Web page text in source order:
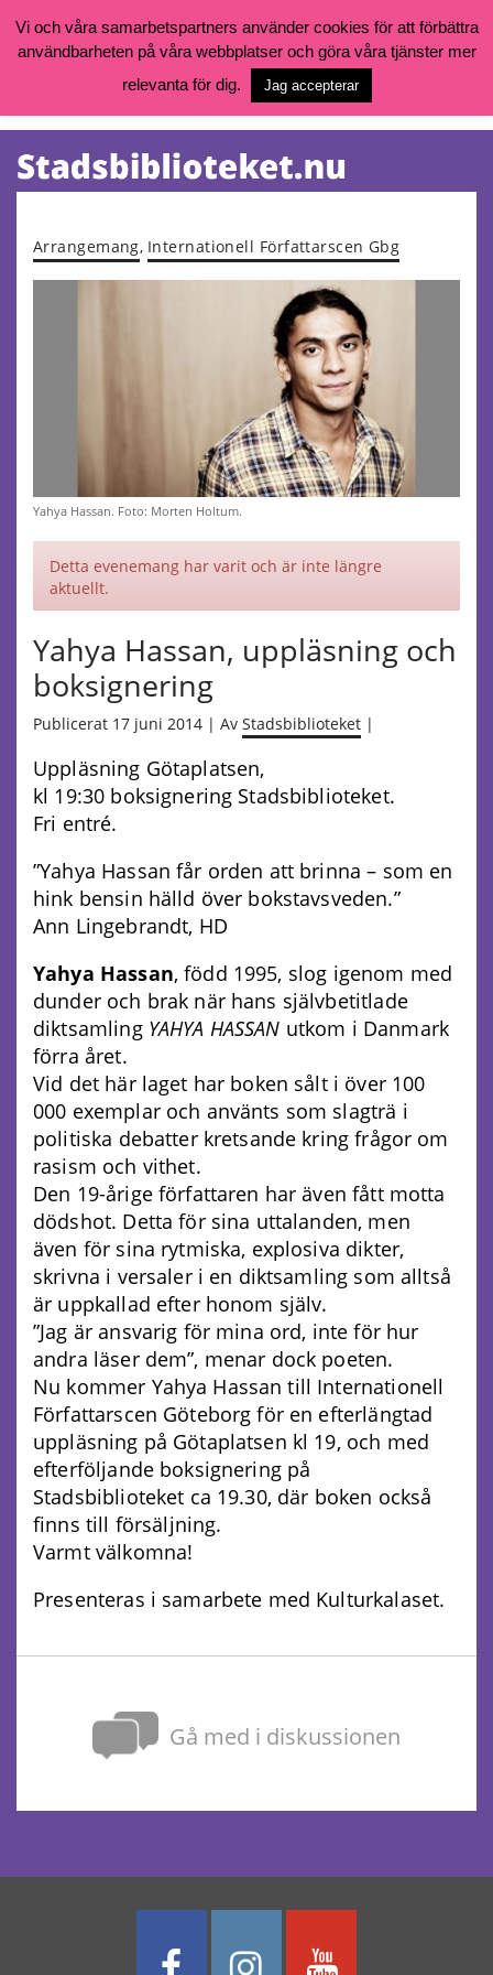
Vill du söka böcker, logga in på ditt bibliotekskonto eller nå övriga
goteborg.se/bibliotek
Öppettider, katalog och kontakt
Tjänster
Arrangemang, Internationell Författarscen Gbg
Yahya Hassan. Foto: Morten Holtum.
Detta evenemang har varit och är inte längre
aktuellt.
Yahya Hassan, uppläsning och
boksignering
Publicerat 17 juni 2014 | Av Stadsbiblioteket |
Uppläsning Götaplatsen,
kl 19:30 boksignering Stadsbiblioteket.
Fri entré.
”Yahya Hassan får orden att brinna – som en
hink bensin hälld över bokstavsveden.”
Ann Lingebrandt, HD
Yahya Hassan, född 1995, slog igenom med
dunder och brak när hans självbetitlade
diktsamling YAHYA HASSAN utkom i Danmark
förra året.
Vid det här laget har boken sålt i över 100
000 exemplar och använts som slagträ i
politiska debatter kretsande kring frågor om
rasism och vithet.
Den 19-årige författaren har även fått motta
dödshot. Detta för sina uttalanden, men
även för sina rytmiska, explosiva dikter,
skrivna i versaler i en diktsamling som alltså
är uppkallad efter honom själv.
”Jag är ansvarig för mina ord, inte för hur
andra läser dem”, menar dock poeten.
Nu kommer Yahya Hassan till Internationell
Författarscen Göteborg för en efterlängtad
uppläsning på Götaplatsen kl 19, och med
efterföljande boksignering på
Stadsbiblioteket ca 19.30, där boken också
finns till försäljning.
Varmt välkomna!
Presenteras i samarbete med Kulturkalaset.
Gå med i diskussionen
Vi och våra samarbetspartners använder cookies för att förbättra
användbarheten på våra webbplatser och göra våra tjänster mer
relevanta för dig.
Jag accepterar